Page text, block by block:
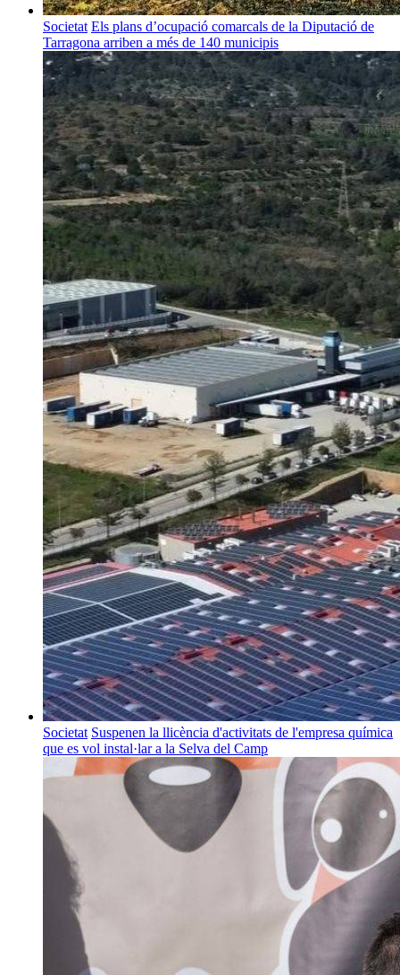
Societat Els plans d’ocupació comarcals de la Diputació de
Tarragona arriben a més de 140 municipis
Societat Suspenen la llicència d'activitats de l'empresa química
que es vol instal·lar a la Selva del Camp